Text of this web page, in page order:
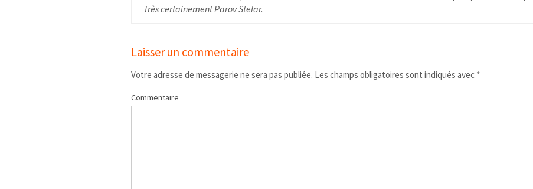
Très certainement Parov Stelar.
Laisser un commentaire
Votre adresse de messagerie ne sera pas publiée. Les champs obligatoires sont indiqués avec *
Commentaire